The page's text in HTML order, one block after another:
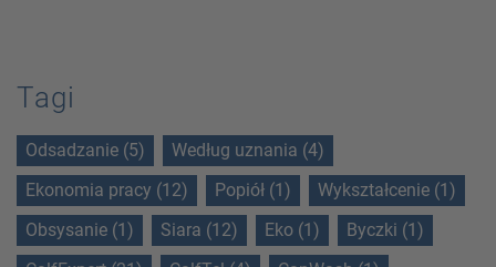
Tagi
Odsadzanie (5)
Według uznania (4)
Ekonomia pracy (12)
Popiół (1)
Wykształcenie (1)
Obsysanie (1)
Siara (12) Eko (1)
Byczki (1)